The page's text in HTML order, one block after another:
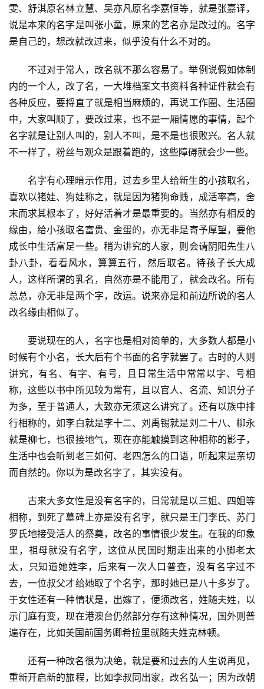
首
页
文
化
生
雯、舒淇原名林立慧、吴亦凡原名李嘉恒等，就是张嘉译，
说是本来的名字是叫张小童，原来的艺名亦是改过的。名字
是自己的，想改就改过来，似乎没有什么不对的。
不过对于常人，改名就不那么容易了。举例说假如体制
内的一个人，改了名，一大堆档案文书资料各种证件就会有
各种反应，要捋直了就是相当麻烦的，再说工作圈、生活圈
中，大家叫顺了，要改过来，也不是一厢情愿的事情，起个
名字就是让别人叫的，别人不叫，是不是也很败兴。名人就
不一样了，粉丝与观众是跟着跑的，这些障碍就会少一些。
名字有心理暗示作用，过去乡里人给新生的小孩取名，
喜欢以猪娃、狗娃称之，就是因为猪狗命贱，成活率高，舍
末而求其根本了，好好活着才是最重要的。当然亦有相反的
缘由，给小孩取名富贵、金蛋的，亦无非是寄予厚望，要他
成长中生活富足一些。稍为讲究的人家，则会请阴阳先生八
卦八卦，看看风水，算算五行，然后取名。待孩子长大成
人，这样所谓的乳名，自然亦是不能用了，就会改名。所有
总总，亦无非是两个字，改运。说来亦是和前边所说的名人
改名缘由相似了。
要说现在的人，名字也是相对简单的，大多数人都是小
时候有个小名，长大后有个书面的名字就罢了。古时的人则
讲究，有名、有字、有号，且日常生活中常常以字、号相
称，这些以书中所见较为常有，且以官人、名流、知识分子
为多，至于普通人，大致亦无须这么讲究了。还有以族中排
行相称的，如李白就是李十二、刘禹锡就是刘二十八、柳永
就是柳七，也很接地气，现在亦能触摸到这种相称的影子，
生活中也会听到老三如何、老四怎么的口语，听起来是亲切
而自然的。你以为是改名字了，其实没有。
古来大多女性是没有名字的，日常就是以三姐、四姐等
相称，到死了墓碑上亦是没有名字，就只是王门李氏、苏门
罗氏地接受活人的祭奠，改名的事情很少发生。在我的印象
里，祖母就没有名字，这位从民国时期走出来的小脚老太
太，只知道她姓李，后来有一次人口普查，没有名字过不
去，一位叔父才给她取了个名字，那时她已是八十多岁了。
于女性还有一种情状是，出嫁了，便须改名，姓随夫姓，以
示门庭有变，现在港澳台仍然部分存有这种情况，国外则普
遍存在，比如美国前国务卿希拉里就随夫姓克林顿。
还有一种改名很为决绝，就是要和过去的人生说再见，
重新开启新的旅程，比如李叔同出家，改名弘一；因为改朝